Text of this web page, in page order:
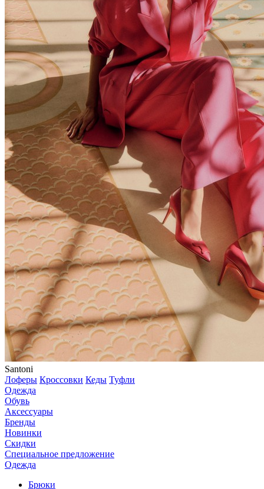
Santoni
Лоферы Кроссовки Кеды Туфли
Одежда
Обувь
Аксессуары
Бренды
Новинки
Скидки
Специальное предложение
Одежда
Брюки